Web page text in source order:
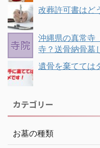
改葬許可書はど
沖縄県の真常寺
寺？送骨納骨墓
遺骨を棄てては
カテゴリー
お墓の種類